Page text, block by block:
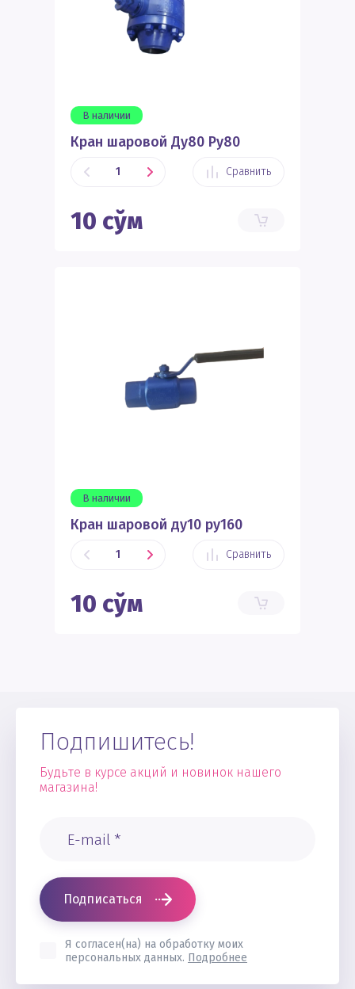
В наличии
Кран шаровой Ду80 Ру80
Сравнить
10 сўм
В наличии
Кран шаровой ду10 ру160
Сравнить
10 сўм
Подпишитесь!
Будьте в курсе акций и новинок нашего
магазина!
Я согласен(на) на обработку моих
персональных данных. Подробнее
Подписаться